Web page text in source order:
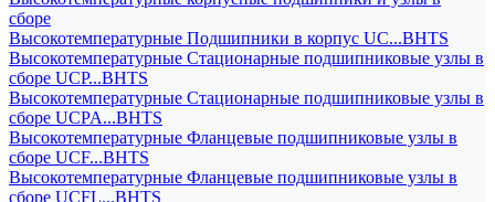
сборе
Высокотемпературные Подшипники в корпус UC...BHTS
Высокотемпературные Стационарные подшипниковые узлы в
сборе UCP...BHTS
Высокотемпературные Стационарные подшипниковые узлы в
сборе UCPA...BHTS
Высокотемпературные Фланцевые подшипниковые узлы в
сборе UCF...BHTS
Высокотемпературные Фланцевые подшипниковые узлы в
сборе UCFL...BHTS